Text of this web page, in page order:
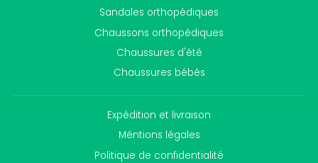
Sandales orthopédiques
Chaussons orthopédiques
Chaussures d'été
Chaussures bébés
Expédition et livraison
Méntions légales
Politique de confidentialité